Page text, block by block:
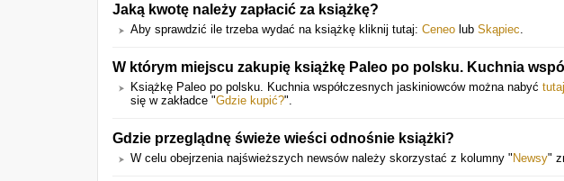
Jaką kwotę należy zapłacić za książkę?
Aby sprawdzić ile trzeba wydać na książkę kliknij tutaj: Ceneo lub Skąpiec.
W którym miejscu zakupię książkę Paleo po polsku. Kuchnia
Książkę Paleo po polsku. Kuchnia współczesnych jaskiniowców można nabyć tutaj
się w zakładce "Gdzie kupić?".
Gdzie przeglądnę świeże wieści odnośnie książki?
W celu obejrzenia najświeższych newsów należy skorzystać z kolumny " Newsy"